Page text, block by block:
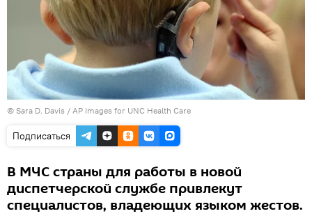
© Sara D. Davis / AP Images for UNC Health Care
Подписаться
В МЧС страны для работы в новой
диспетчерской службе привлекут
специалистов, владеющих языком жестов.